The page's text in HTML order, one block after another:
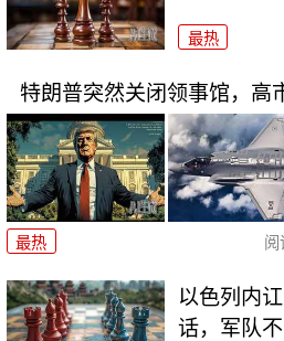
最热
特朗普突然关闭领事馆，高
最热 阅
以色列内
话，军队